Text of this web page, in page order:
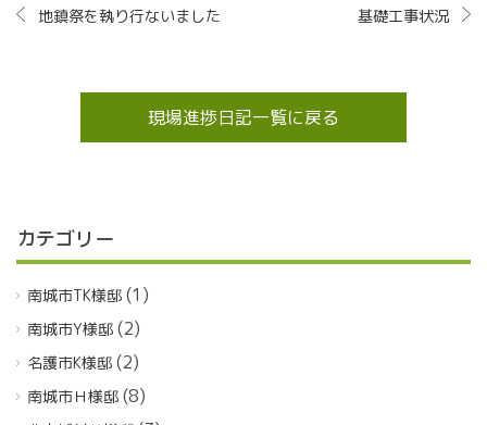
地鎮祭を執り行ないました 基礎工事状況
現場進捗日記一覧に戻る
カテゴリー
南城市TK様邸 (1)
南城市Y様邸 (2)
名護市K様邸 (2)
南城市Ｈ様邸 (8)